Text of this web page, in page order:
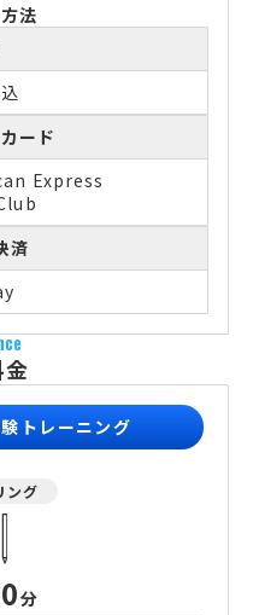
法
ード
Express
済
トレーニング
ング
分